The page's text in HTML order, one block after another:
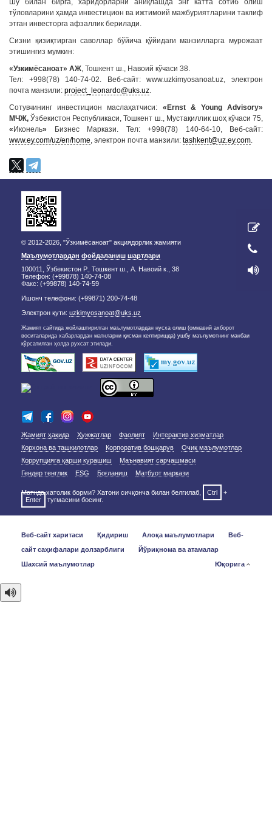
Шу билан бирга, харидорларни аниқлашда энг катта сотиб олиш
тўловларини ҳамда инвестицион ва ижтимоий мажбуриятларини таклиф
этган инвесторга афзаллик берилади.
Сизни қизиқтирган саволлар бўйича қўйидаги манзилларга мурожаат
этишингиз мумкин:
«Узкимёсаноат» АЖ, Тошкент ш., Навоий кўчаси 38.
Тел: +998(78) 140-74-02. Веб-сайт: www.uzkimyosanoat.uz, электрон
почта манзили: project_leonardo@uks.uz.
Сотувчининг инвестицион маслаҳатчиси: «Ernst & Young Advisory»
МЧЖ, Ўзбекистон Республикаси, Тошкент ш., Мустақиллик шоҳ кўчаси 75,
« Иконель» Бизнес Маркази. Тел: +998(78) 140-64-10, Веб-сайт:
www.ey.com/uz/en/home, электрон почта манзили: tashkent@uz.ey.com.
© 2012-2026, "Ўзкимёсаноат" акциядорлик жамияти
Маълумотлардан фойдаланиш шартлари
100011, Ўзбекистон Р., Тошкент ш., А. Навоий к., 38
Телефон: (+99878) 140-74-08
Факс: (+99878) 140-74-59
Ишонч телефони: (+99871) 200-74-48
Электрон қути: uzkimyosanoat@uks.uz
Жамият сайтида жойлаштирилган маълумотлардан нусха олиш (оммавий ахборот
воситаларида хабарлардан матнларни қисман келтиришда) ушбу маълумотнинг манбаи
кўрсатилган ҳолда рухсат этилади.
Жамият ҳақида Ҳужжатлар Фаолият
Интерактив хизматлар
Корхона ва ташкилотлар
Корпоратив бошқарув
Очиқ маълумотлар
Коррупцияга қарши курашиш
Маънавият сарчашмаси
Гендер тенглик
ESG Боғланиш Матбуот маркази
Матнда хатолик борми? Хатони сичқонча билан белгилаб, Ctrl
+
Enter
тугмасини босинг.
Веб-сайт харитаси Қидириш Алоқа маълумотлари
Веб-
сайт саҳифалари долзарблиги
Йўриқнома ва атамалар
Шахсий маълумотлар
Юқорига